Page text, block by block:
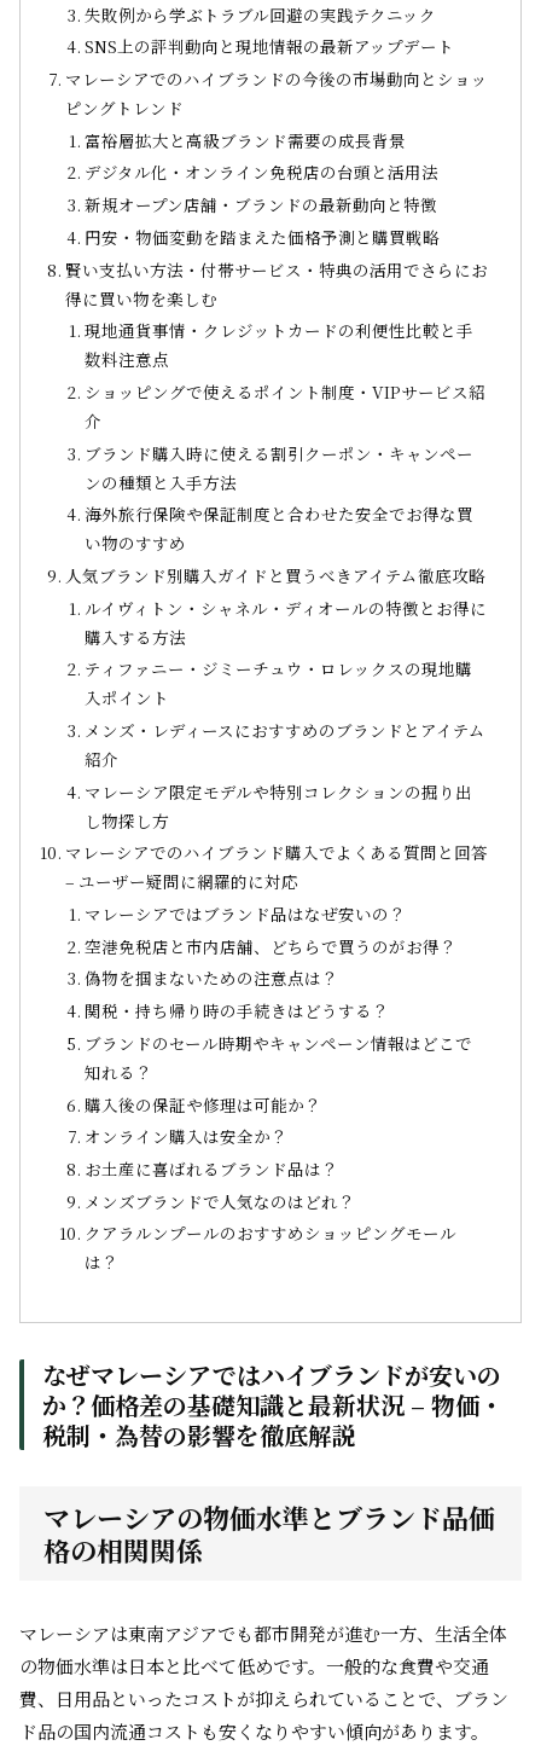
失敗例から学ぶトラブル回避の実践テクニック
SNS上の評判動向と現地情報の最新アップデート
マレーシアでのハイブランドの今後の市場動向とショッ
ピングトレンド
富裕層拡大と高級ブランド需要の成長背景
デジタル化・オンライン免税店の台頭と活用法
新規オープン店舗・ブランドの最新動向と特徴
円安・物価変動を踏まえた価格予測と購買戦略
賢い支払い方法・付帯サービス・特典の活用でさらにお
得に買い物を楽しむ
現地通貨事情・クレジットカードの利便性比較と手
数料注意点
ショッピングで使えるポイント制度・VIPサービス紹
介
ブランド購入時に使える割引クーポン・キャンペー
ンの種類と入手方法
海外旅行保険や保証制度と合わせた安全でお得な買
い物のすすめ
人気ブランド別購入ガイドと買うべきアイテム徹底攻略
ルイヴィトン・シャネル・ディオールの特徴とお得に
購入する方法
ティファニー・ジミーチュウ・ロレックスの現地購
入ポイント
メンズ・レディースにおすすめのブランドとアイテム
紹介
マレーシア限定モデルや特別コレクションの掘り出
し物探し方
マレーシアでのハイブランド購入でよくある質問と回答
– ユーザー疑問に網羅的に対応
マレーシアではブランド品はなぜ安いの？
空港免税店と市内店舗、どちらで買うのがお得？
偽物を掴まないための注意点は？
関税・持ち帰り時の手続きはどうする？
ブランドのセール時期やキャンペーン情報はどこで
知れる？
購入後の保証や修理は可能か？
オンライン購入は安全か？
お土産に喜ばれるブランド品は？
メンズブランドで人気なのはどれ？
クアラルンプールのおすすめショッピングモール
は？
なぜマレーシアではハイブランドが安いの
か？価格差の基礎知識と最新状況 – 物価・
税制・為替の影響を徹底解説
マレーシアの物価水準とブランド品価
格の相関関係
マレーシアは東南アジアでも都市開発が進む一方、生活全体
の物価水準は日本と比べて低めです。一般的な食費や交通
費、日用品といったコストが抑えられていることで、ブラン
ド品の国内流通コストも安くなりやすい傾向があります。